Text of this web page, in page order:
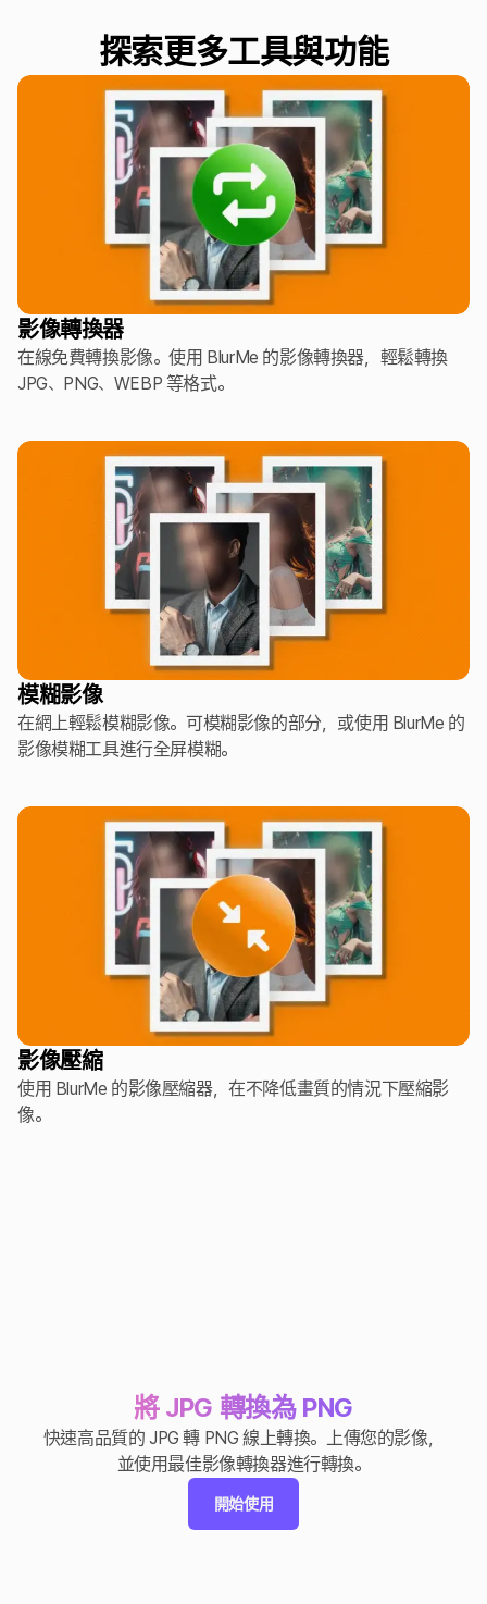
探索更多工具與功能
影像轉換器
在線免費轉換影像。使用 BlurMe 的影像轉換器，輕鬆轉換
JPG、PNG、WEBP 等格式。
模糊影像
在網上輕鬆模糊影像。可模糊影像的部分，或使用 BlurMe 的
影像模糊工具進行全屏模糊。
影像壓縮
使用 BlurMe 的影像壓縮器，在不降低畫質的情況下壓縮影
像。
將 JPG 轉換為 PNG
快速高品質的 JPG 轉 PNG 線上轉換。上傳您的影像，
並使用最佳影像轉換器進行轉換。
開始使用